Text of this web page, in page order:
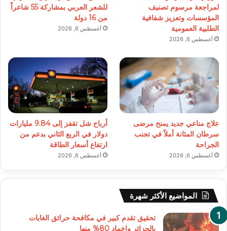
لمراجعة مرسوم تصنيف
المؤسسات وتعزيز شفافية
الطلبية العمومية
أغسطس 6, 2026
للشعر العربي بمشاركة 55 شاعراً
من 16 دولة
أغسطس 6, 2026
علاج مناعي جديد يمنح مرضى
سرطان المثانة أملاً في تجنب
الجراحة
أغسطس 6, 2026
أرباح شل تقفز إلى 9.84 مليارات
دولار في الربع الثاني بدعم من
ارتفاع أسعار الطاقة
أغسطس 6, 2026
المواضيع الأكثر شهرة
تحقيق تقدم كبير في مكافحة حرائق الغابات
بالجزائر وإخماد 80% منها